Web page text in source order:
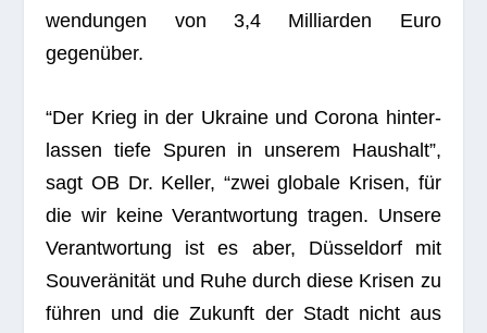
wen­dun­gen von 3,4 Mil­li­ar­den Euro
gegenüber.
“Der Krieg in der Ukraine und Corona hin­ter­
las­sen tiefe Spu­ren in unse­rem Haus­halt”,
sagt OB Dr. Kel­ler, “zwei glo­bale Kri­sen, für
die wir keine Ver­ant­wor­tung tra­gen. Unsere
Ver­ant­wor­tung ist es aber, Düs­sel­dorf mit
Sou­ve­rä­ni­tät und Ruhe durch diese Kri­sen zu
füh­ren und die Zukunft der Stadt nicht aus